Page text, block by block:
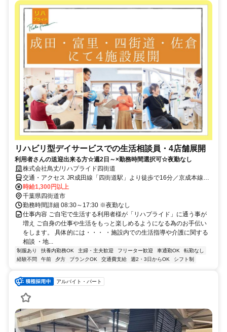
リハビリ型デイサービスでの生活相談員・4店舗展開
利用者さんの送迎出来る方☆週2日～×勤務時間選択可☆夜勤なし
株式会社鳥丈/リハプライド四街道
交通・アクセス JR成田線「四街道駅」より徒歩で16分／京成本線
「勝田台駅」より車でで15分
時給1,300円以上
千葉県四街道市
勤務時間詳細 08:30～17:30 ※夜勤なし
仕事内容 ご自宅で生活する利用者様が「リハプライド」に通う事が
増え ご自身の仕事や生活をもっと楽しめるようになる為のお手伝い
をします。 具体的には・・・ ・施設内での生活指導や介護に関する
相談 ・地...
制服あり 扶養内勤務OK 主婦・主夫歓迎 フリーター歓迎 車通勤OK
転勤なし
経験不問
午前 夕方 ブランクOK 交通費支給 週2・3日からOK シフト制
アルバイト・パート